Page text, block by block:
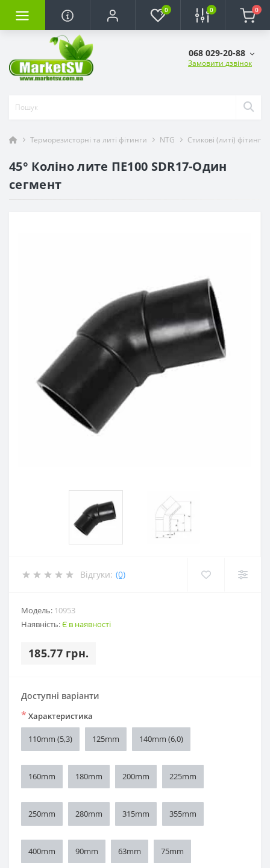
0 0 0
068 029-20-88
Замовити дзвінок
Терморезисторні та литі фітинги NTG Стикові (литі) фітинги
45° Коліно лите ПЕ100 SDR17-Один
сегмент
Відгуки: (0)
Модель: 10953
Наявність:Є в наявності
185.77 грн.
Доступні варіанти
* Характеристика
110mm (5,3) 125mm 140mm (6,0)
160mm 180mm 200mm 225mm
250mm 280mm 315mm 355mm
400mm 90mm 63mm 75mm